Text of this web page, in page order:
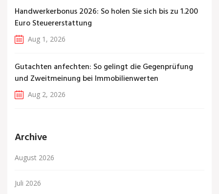
Handwerkerbonus 2026: So holen Sie sich bis zu 1.200
Euro Steuererstattung
Aug 1, 2026
Gutachten anfechten: So gelingt die Gegenprüfung
und Zweitmeinung bei Immobilienwerten
Aug 2, 2026
Archive
August 2026
Juli 2026